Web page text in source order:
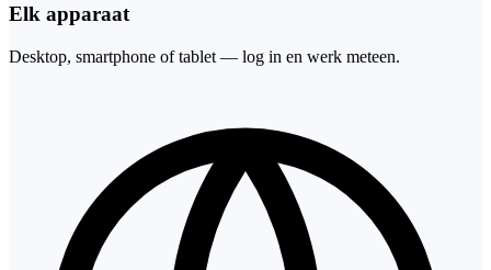
Elk apparaat
Desktop, smartphone of tablet — log in en werk meteen.